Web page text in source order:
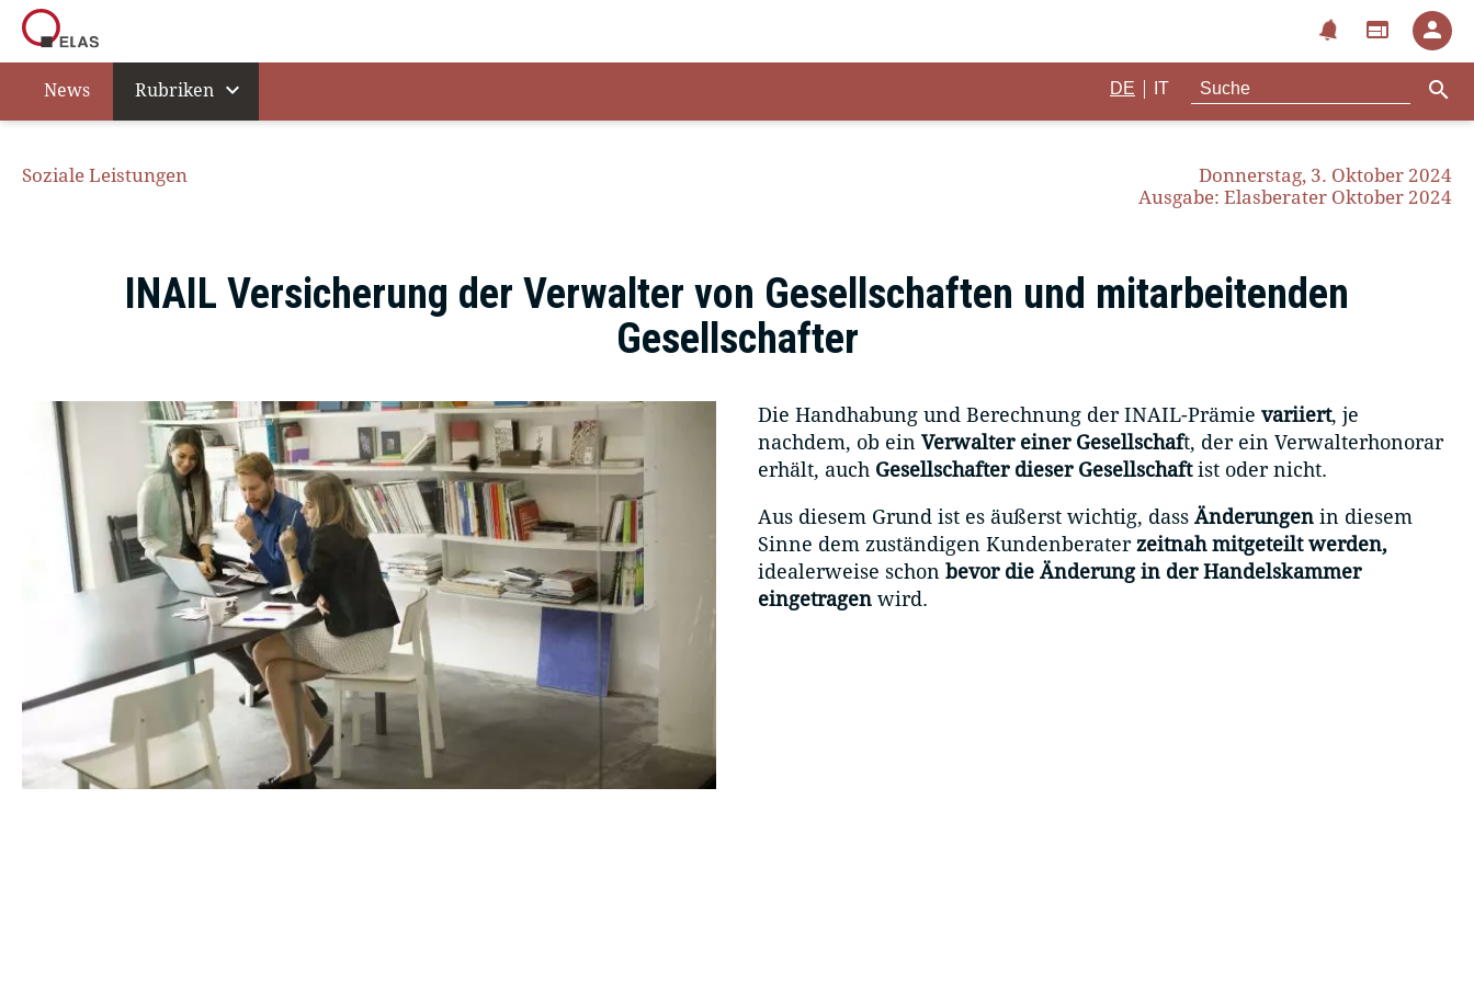
notifications web person
News Rubriken expand_more DE IT search
Soziale Leistungen
Donnerstag, 3. Oktober 2024
Ausgabe: Elasberater Oktober 2024
INAIL Versicherung der Verwalter von Gesellschaften und mitarbeitenden
Gesellschafter
Die Handhabung und Berechnung der INAIL-Prämie variiert, je
nachdem, ob ein Verwalter einer Gesellschaft, der ein Verwalterhonorar
erhält, auch Gesellschafter dieser Gesellschaftist oder nicht.
Aus diesem Grund ist es äußerst wichtig, dass Änderungen in diesem
Sinne dem zuständigen Kundenberaterzeitnah mitgeteilt werden,
idealerweise schon bevor die Änderung in der Handelskammer
eingetragen wird.